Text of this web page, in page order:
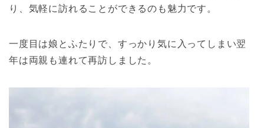
り、気軽に訪れることができるのも魅力です。
一度目は娘とふたりで、すっかり気に入ってしまい翌
年は両親も連れて再訪しました。